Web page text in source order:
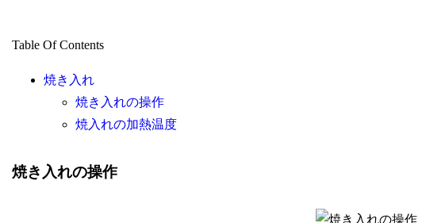
Table Of Contents
焼き入れ
焼き入れの操作
焼入れの加熱温度
焼き入れの操作